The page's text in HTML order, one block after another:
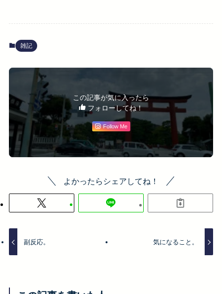
雑記
この記事が気に入ったら
フォローしてね！
Follow Me
よかったらシェアしてね！
副反応。 気になること。